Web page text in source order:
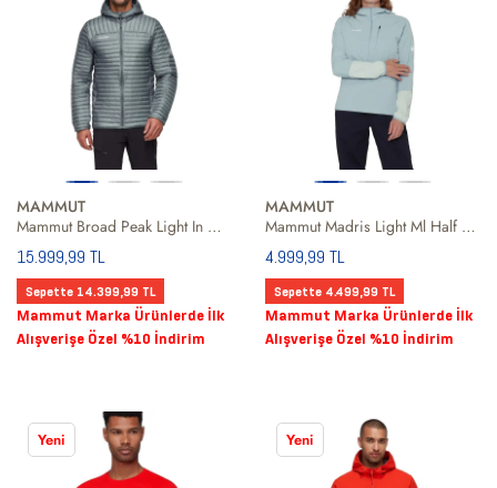
MAMMUT
Mammut Broad Peak Light In Hooded Men Erkek Gri Outdoor Ceketi
15.999,99 TL
Sepette 14.399,99 TL
Mammut Marka Ürünlerde İlk
Alışverişe Özel %10 İndirim
MAMMUT
Mammut Madris Light Ml Half Zip Hoody Women Kadın Mavi Fleece
4.999,99 TL
Sepette 4.499,99 TL
Mammut Marka Ürünlerde İlk
Alışverişe Özel %10 İndirim
Yeni Yeni